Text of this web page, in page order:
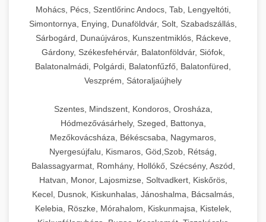
Mohács, Pécs, Szentlőrinc Andocs, Tab, Lengyeltóti,
Simontornya, Enying, Dunaföldvár, Solt, Szabadszállás,
Sárbogárd, Dunaújváros, Kunszentmiklós, Ráckeve,
Gárdony, Székesfehérvár, Balatonföldvár, Siófok,
Balatonalmádi, Polgárdi, Balatonfűzfő, Balatonfüred,
Veszprém, Sátoraljaújhely
Szentes, Mindszent, Kondoros, Orosháza,
Hódmezővásárhely, Szeged, Battonya,
Mezőkovácsháza, Békéscsaba, Nagymaros,
Nyergesújfalu, Kismaros, Göd,Szob, Rétság,
Balassagyarmat, Romhány, Hollókő, Szécsény, Aszód,
Hatvan, Monor, Lajosmizse, Soltvadkert, Kiskőrös,
Kecel, Dusnok, Kiskunhalas, Jánoshalma, Bácsalmás,
Kelebia, Röszke, Mórahalom, Kiskunmajsa, Kistelek,